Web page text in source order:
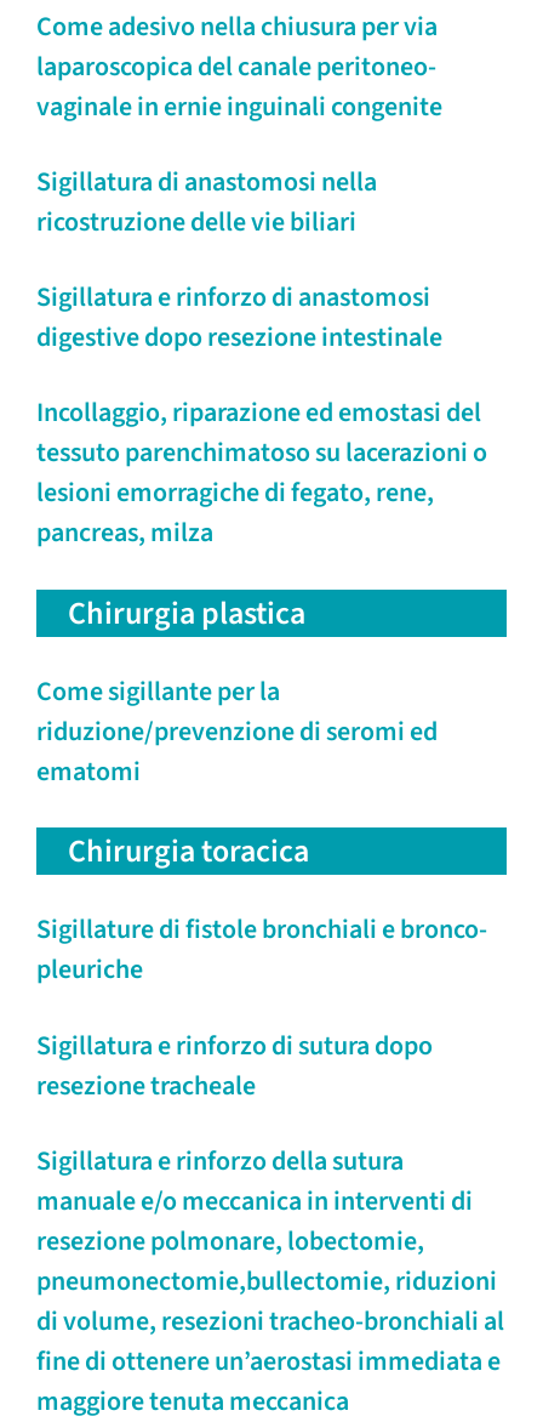
Come adesivo nella chiusura per via
laparoscopica del canale peritoneo-
vaginale in ernie inguinali congenite
Sigillatura di anastomosi nella
ricostruzione delle vie biliari
Sigillatura e rinforzo di anastomosi
digestive dopo resezione intestinale
Incollaggio, riparazione ed emostasi del
tessuto parenchimatoso su lacerazioni o
lesioni emorragiche di fegato, rene,
pancreas, milza
Chirurgia plastica
Come sigillante per la
riduzione/prevenzione di seromi ed
ematomi
Chirurgia toracica
Sigillature di fistole bronchiali e bronco-
pleuriche
Sigillatura e rinforzo di sutura dopo
resezione tracheale
Sigillatura e rinforzo della sutura
manuale e/o meccanica in interventi di
resezione polmonare, lobectomie,
pneumonectomie,bullectomie, riduzioni
di volume, resezioni tracheo-bronchiali al
fine di ottenere un’aerostasi immediata e
maggiore tenuta meccanica